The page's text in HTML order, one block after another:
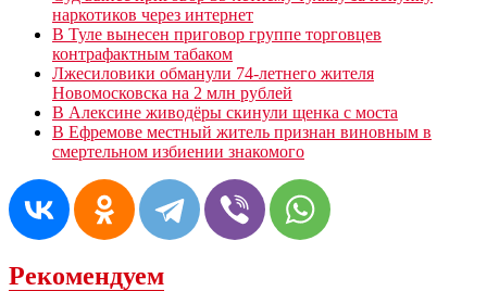
наркотиков через интернет
В Туле вынесен приговор группе торговцев
контрафактным табаком
Лжесиловики обманули 74-летнего жителя
Новомосковска на 2 млн рублей
В Алексине живодёры скинули щенка с моста
В Ефремове местный житель признан виновным в
смертельном избиении знакомого
Рекомендуем